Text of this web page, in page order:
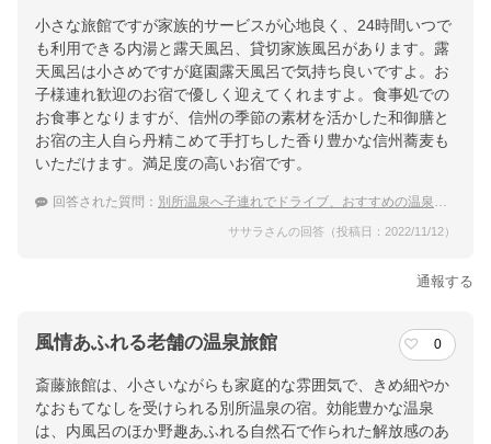
小さな旅館ですが家族的サービスが心地良く、24時間いつで
も利用できる内湯と露天風呂、貸切家族風呂があります。露
天風呂は小さめですが庭園露天風呂で気持ち良いですよ。お
子様連れ歓迎のお宿で優しく迎えてくれますよ。食事処での
お食事となりますが、信州の季節の素材を活かした和御膳と
お宿の主人自ら丹精こめて手打ちした香り豊かな信州蕎麦も
いただけます。満足度の高いお宿です。
回答された質問： 別所温泉へ子連れでドライブ、おすすめの温泉宿を教えて！
ササラさんの回答（投稿日：2022/11/12）
通報する
風情あふれる老舗の温泉旅館 0
斎藤旅館は、小さいながらも家庭的な雰囲気で、きめ細やか
なおもてなしを受けられる別所温泉の宿。効能豊かな温泉
は、内風呂のほか野趣あふれる自然石で作られた解放感のあ